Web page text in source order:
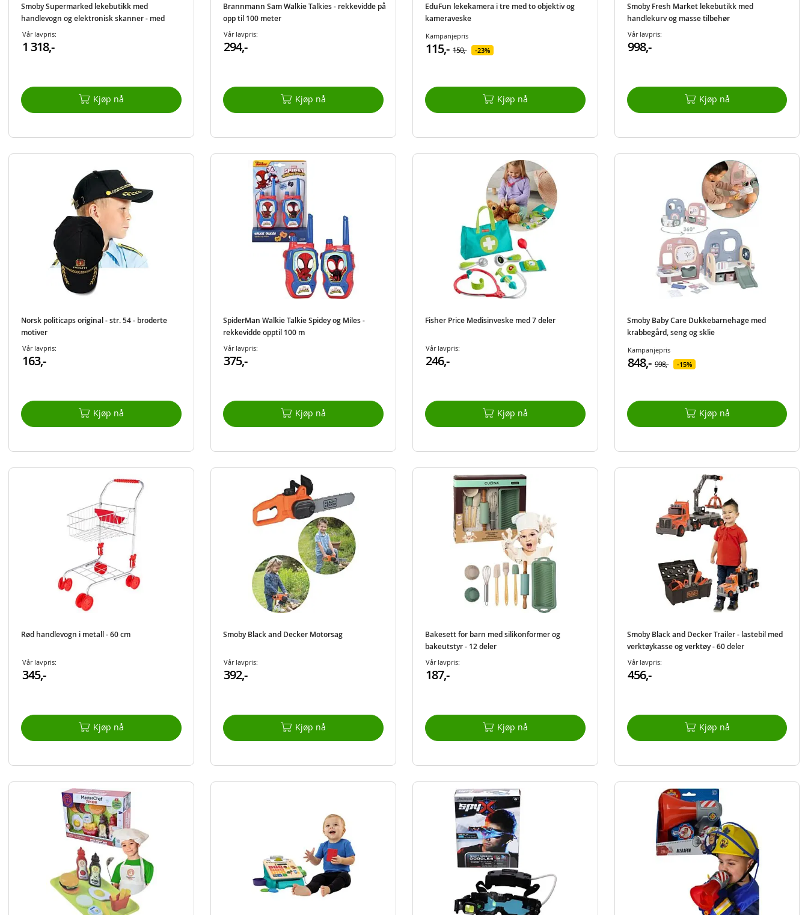
Smoby Supermarked lekebutikk med
handlevogn og elektronisk skanner - med
lekemat og lekepenger
Vår lavpris:
1 318,-
Kjøp nå
Brannmann Sam Walkie Talkies - rekkevidde på
opp til 100 meter
Vår lavpris:
294,-
Kjøp nå
EduFun lekekamera i tre med to objektiv og
kameraveske
Kampanjepris
115,- 150,- 23%
Kjøp nå
Smoby Fresh Market lekebutikk med
handlekurv og masse tilbehør
Vår lavpris:
998,-
Kjøp nå
Norsk politicaps original - str. 54 - broderte
motiver
Vår lavpris:
163,-
Kjøp nå
SpiderMan Walkie Talkie Spidey og Miles -
rekkevidde opptil 100 m
Vår lavpris:
375,-
Kjøp nå
Fisher Price Medisinveske med 7 deler
Vår lavpris:
246,-
Kjøp nå
Smoby Baby Care Dukkebarnehage med
krabbegård, seng og sklie
Kampanjepris
848,- 998,- 15%
Kjøp nå
Rød handlevogn i metall - 60 cm
Vår lavpris:
345,-
Kjøp nå
Smoby Black and Decker Motorsag
Vår lavpris:
392,-
Kjøp nå
Bakesett for barn med silikonformer og
bakeutstyr - 12 deler
Vår lavpris:
187,-
Kjøp nå
Smoby Black and Decker Trailer - lastebil med
verktøykasse og verktøy - 60 deler
Vår lavpris:
456,-
Kjøp nå